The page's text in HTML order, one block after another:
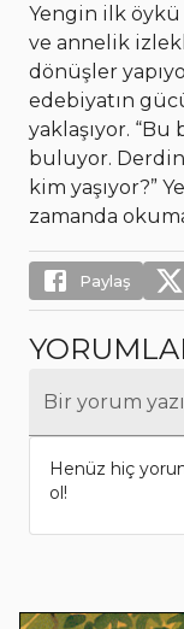
Yengin ilk öykü
ve annelik
dönüşler
edebiyatın
yaklaşıyor. “Bu
buluyor.
kim yaşıyor?”
zamanda
Paylaş
Bir yorum
Henüz hiç
ol!